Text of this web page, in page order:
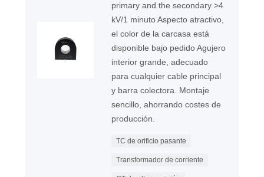
primary and the secondary >4
kV/1 minuto Aspecto atractivo,
el color de la carcasa está
disponible bajo pedido Agujero
interior grande, adecuado
para cualquier cable principal
y barra colectora. Montaje
sencillo, ahorrando costes de
producción.
TC de orificio pasante
Transformador de corriente